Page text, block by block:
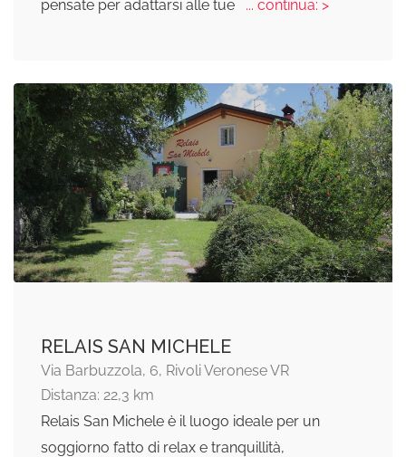
pensate per adattarsi alle tue
... continua: >
RELAIS SAN MICHELE
Via Barbuzzola, 6, Rivoli Veronese VR
Distanza: 22,3 km
Relais San Michele è il luogo ideale per un
soggiorno fatto di relax e tranquillità,